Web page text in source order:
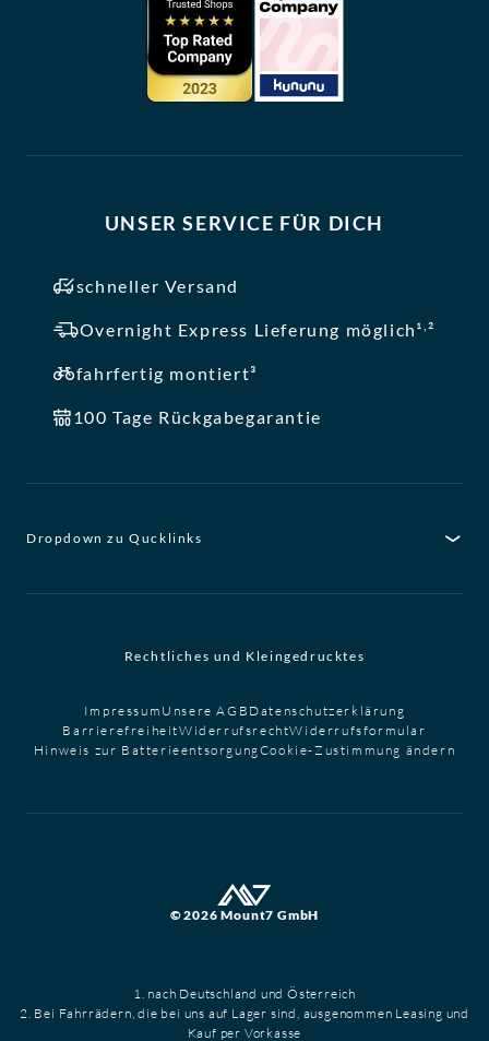
UNSER SERVICE FÜR DICH
schneller Versand
Overnight Express Lieferung möglich¹,²
fahrfertig montiert³
100 Tage Rückgabegarantie
Dropdown zu Qucklinks
Rechtliches und Kleingedrucktes
Impressum Unsere AGB Datenschutzerklärung
BarrierefreiheitWiderrufsrechtWiderrufsformular
Hinweis zur BatterieentsorgungCookie-Zustimmung ändern
© 2026 Mount7 GmbH
1. nach Deutschland und Österreich
2. Bei Fahrrädern, die bei uns auf Lager sind, ausgenommen Leasing und
Kauf per Vorkasse